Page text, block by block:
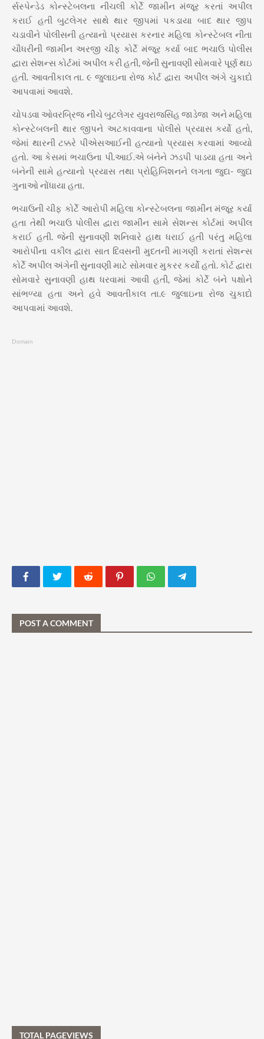
ર્સસ્પેન્ડેડ કોન્સ્ટેબલના નીચલી કોર્ટે જામીન મંજૂર કરતાં અપીલ
કરાઈ હતી બુટલેગર સાથે થાર જીપમાં પકડાયા બાદ થાર જીપ
ચડાવીને પોલીસની હત્યાનો પ્રયાસ કરનાર મહિલા કોન્સ્ટેબલ નીતા
ચૌધરીની જામીન અરજી ચીફ કોર્ટે મંજૂર કર્યા બાદ ભચાઉ પોલીસ
દ્વારા સેશન્સ કોર્ટમાં અપીલ કરી હતી, જેની સુનાવણી સોમવારે પૂર્ણ થઇ
હતી. આવતીકાલ તા. ૯ જુલાઇના રોજ કોર્ટ દ્વારા અપીલ અંગે ચુકાદો
આપવામાં આવશે.
ચોપડવા ઓવરબ્રિજ નીચે બુટલેગર યુવરાજસિંહ જાડેજા અને મહિલા
કોન્સ્ટેબલની થાર જીપને અટકાવવાના પોલીસે પ્રયાસ કર્યો હતો,
જેમાં થારની ટક્કરે પીએસઆઈની હત્યાનો પ્રયાસ કરવામાં આવ્યો
હતો. આ કેસમાં ભચાઉના પી.આઈ.એ બંનેને ઝડપી પાડયા હતા અને
બંનેની સામે હત્યાનો પ્રયાસ તથા પ્રોહિબિશનને લગતા જુદા- જુદા
ગુનાઓ નોંધાયા હતા.
ભચાઉની ચીફ કોર્ટે આરોપી મહિલા કોન્સ્ટેબલના જામીન મંજૂર કર્યા
હતા તેથી ભચાઉ પોલીસ દ્વારા જામીન સામે સેશન્સ કોર્ટમાં અપીલ
કરાઈ હતી. જેની સુનાવણી શનિવારે હાથ ધરાઈ હતી પરંતુ મહિલા
આરોપીના વકીલ દ્વારા સાત દિવસની મુદતની માગણી કરાતાં સેશન્સ
કોર્ટે અપીલ અંગેની સુનાવણી માટે સોમવાર મુકરર કર્યો હતો. કોર્ટ દ્વારા
સોમવારે સુનાવણી હાથ ધરવામાં આવી હતી, જેમાં કોર્ટે બંને પક્ષોને
સાંભળ્યા હતા અને હવે આવતીકાલ તા.૯ જુલાઇના રોજ ચુકાદો
આપવામાં આવશે.
Domain
POST A COMMENT
TOTAL PAGEVIEWS